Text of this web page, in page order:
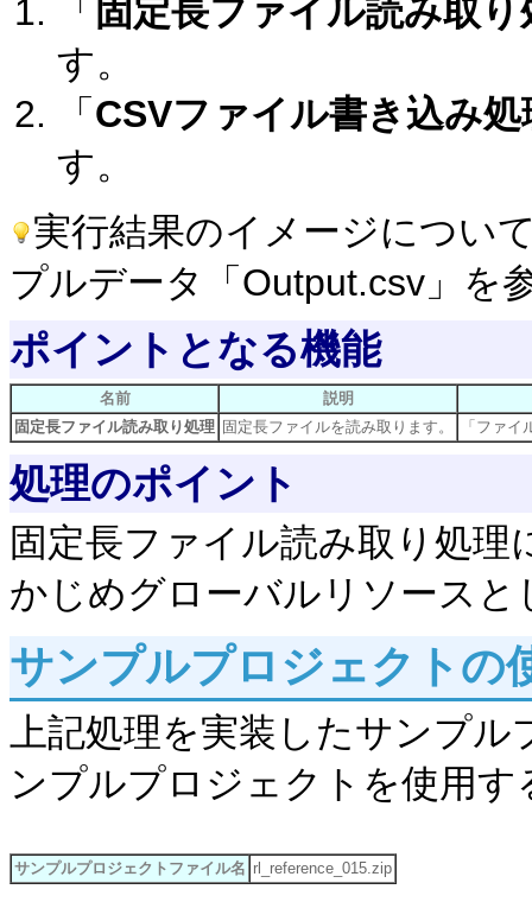
「 固定長ファイル読み取り
す。
「 CSVファイル書き込み処
す。
実行結果のイメージについ
プルデータ「Output.csv」を
ポイントとなる機能
名前
説明
固定長ファイル読み取り処理 固定長ファイルを読み取ります。 「ファ
処理のポイント
固定長ファイル読み取り処理
かじめグローバルリソース
サンプルプロジェクトの
上記処理を実装したサンプ
ンプルプロジェクトを使用
サンプルプロジェクトファイル名 rl_reference_015.zip